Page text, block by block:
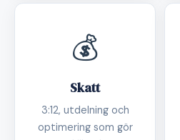
💰
Skatt
3:12, utdelning och
optimering som gör